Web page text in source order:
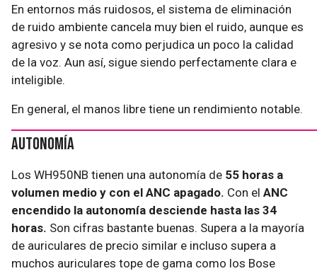
En entornos más ruidosos, el sistema de eliminación
de ruido ambiente cancela muy bien el ruido, aunque es
agresivo y se nota como perjudica un poco la calidad
de la voz. Aun así, sigue siendo perfectamente clara e
inteligible.
En general, el manos libre tiene un rendimiento notable.
Autonomía
Los WH950NB tienen una autonomía de 55 horas a
volumen medio y con el ANC apagado. Con el ANC
encendido la autonomía desciende hasta las 34
horas. Son cifras bastante buenas. Supera a la mayoría
de auriculares de precio similar e incluso supera a
muchos auriculares tope de gama como los Bose